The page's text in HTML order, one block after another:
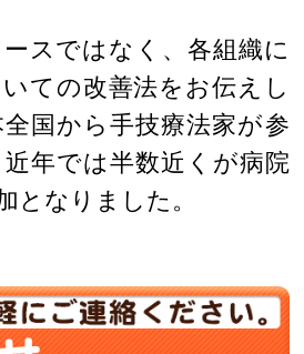
スではなく、各組織に
ての改善法をお伝えし
国から手技療法家が参
年では半数近くが病院
となりました。